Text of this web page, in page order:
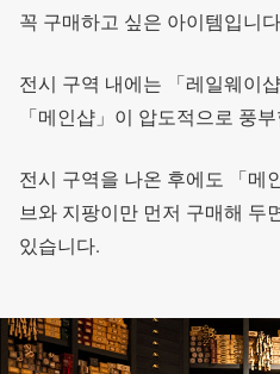
꼭 구매하고 싶은 아이템입니
전시 구역 내에는 「레일웨이
「메인샵」이 압도적으로 풍
전시 구역을 나온 후에도 「메
브와 지팡이만 먼저 구매해 두
있습니다.